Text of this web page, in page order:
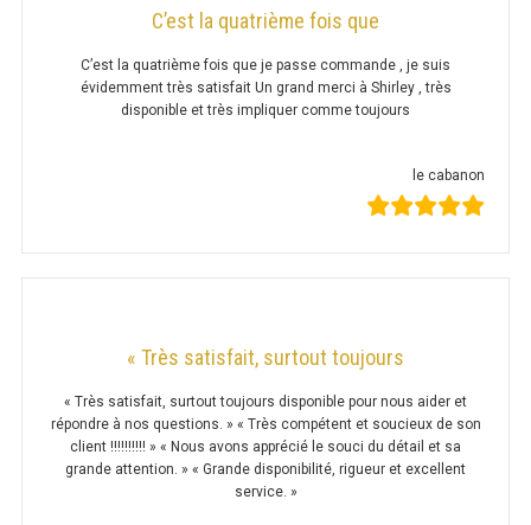
MACHINES À GLAÇONS
MACHINE À GRANITÉ
PRÉSENTOIR DE VENTE
CUISINIÈRE
C’est la quatrième fois que
C’est la quatrième fois que je passe commande , je suis
évidemment très satisfait Un grand merci à Shirley , très
disponible et très impliquer comme toujours
le cabanon
« Très satisfait, surtout toujours
« Très satisfait, surtout toujours disponible pour nous aider et
répondre à nos questions. » « Très compétent et soucieux de son
client !!!!!!!!!! » « Nous avons apprécié le souci du détail et sa
grande attention. » « Grande disponibilité, rigueur et excellent
service. »